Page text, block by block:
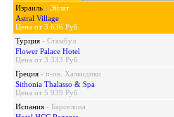
Израиль - Эйлат
Astral Village
Цена от 3 636 Руб.
Турция - Стамбул
Flower Palace Hotel
Цена от 3 333 Руб.
Греция - п-ов. Халкидики
Sithonia Thalasso & Spa
Цена от 5 939 Руб.
Испания - Барселона